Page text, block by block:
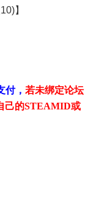
】
付， 若未绑定论坛
己的STEAMID或